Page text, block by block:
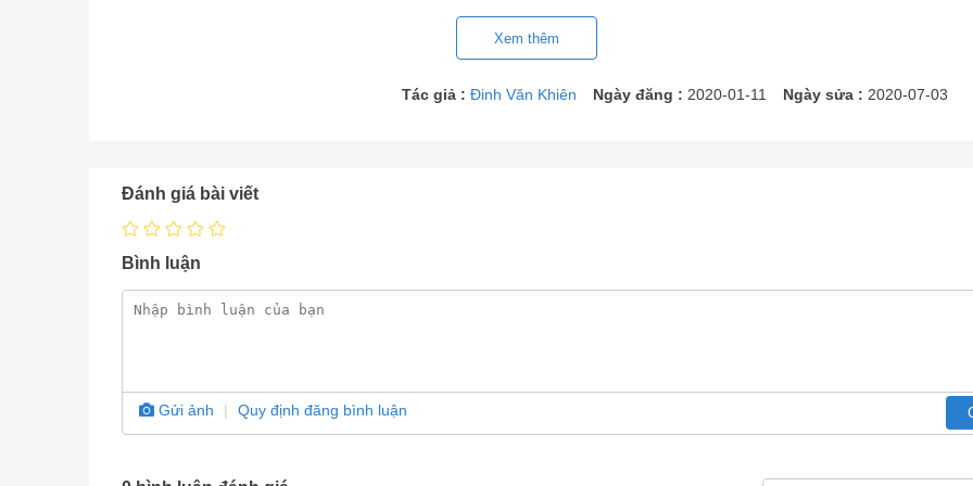
Thứ 1:Cấp chứng nhận về Quy chuẩn Quốc gia nước về nước uống trực tiếp
Xem thêm
Ngày sửa : 2020-07-03
Ngày đăng : 2020-01-11
Tác giả : Đinh Văn Khiên
Đánh giá bài viết
Bình luận
Gửi ảnh | Quy định đăng bình luận